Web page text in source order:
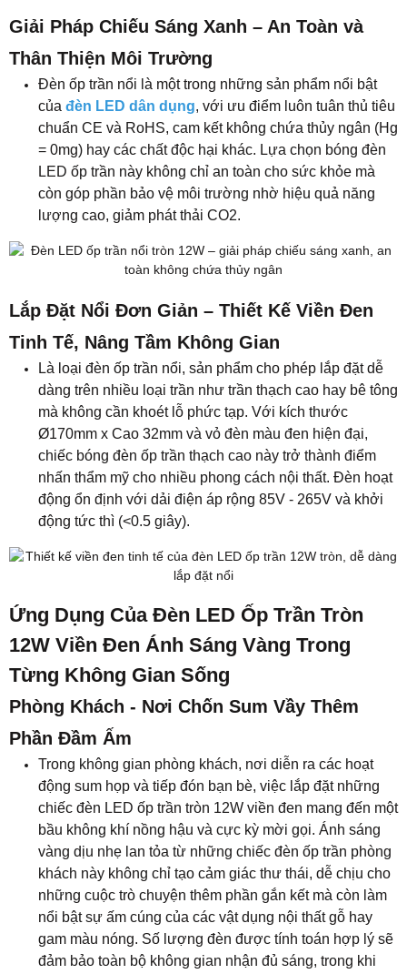
Giải Pháp Chiếu Sáng Xanh – An Toàn và
Thân Thiện Môi Trường
Đèn ốp trần nổi là một trong những sản phẩm nổi bật
của đèn LED dân dụng, với ưu điểm luôn tuân thủ tiêu
chuẩn CE và RoHS, cam kết không chứa thủy ngân (Hg
= 0mg) hay các chất độc hại khác. Lựa chọn bóng đèn
LED ốp trần này không chỉ an toàn cho sức khỏe mà
còn góp phần bảo vệ môi trường nhờ hiệu quả năng
lượng cao, giảm phát thải CO2.
Lắp Đặt Nổi Đơn Giản – Thiết Kế Viền Đen
Tinh Tế, Nâng Tầm Không Gian
Là loại đèn ốp trần nổi, sản phẩm cho phép lắp đặt dễ
dàng trên nhiều loại trần như trần thạch cao hay bê tông
mà không cần khoét lỗ phức tạp. Với kích thước
Ø170mm x Cao 32mm và vỏ đèn màu đen hiện đại,
chiếc bóng đèn ốp trần thạch cao này trở thành điểm
nhấn thẩm mỹ cho nhiều phong cách nội thất. Đèn hoạt
động ổn định với dải điện áp rộng 85V - 265V và khởi
động tức thì (<0.5 giây).
Ứng Dụng Của Đèn LED Ốp Trần Tròn
12W Viền Đen Ánh Sáng Vàng Trong
Từng Không Gian Sống
Phòng Khách - Nơi Chốn Sum Vầy Thêm
Phần Đầm Ấm
Trong không gian phòng khách, nơi diễn ra các hoạt
động sum họp và tiếp đón bạn bè, việc lắp đặt những
chiếc đèn LED ốp trần tròn 12W viền đen mang đến một
bầu không khí nồng hậu và cực kỳ mời gọi. Ánh sáng
vàng dịu nhẹ lan tỏa từ những chiếc đèn ốp trần phòng
khách này không chỉ tạo cảm giác thư thái, dễ chịu cho
những cuộc trò chuyện thêm phần gắn kết mà còn làm
nổi bật sự ấm cúng của các vật dụng nội thất gỗ hay
gam màu nóng. Số lượng đèn được tính toán hợp lý sẽ
đảm bảo toàn bộ không gian nhận đủ sáng, trong khi